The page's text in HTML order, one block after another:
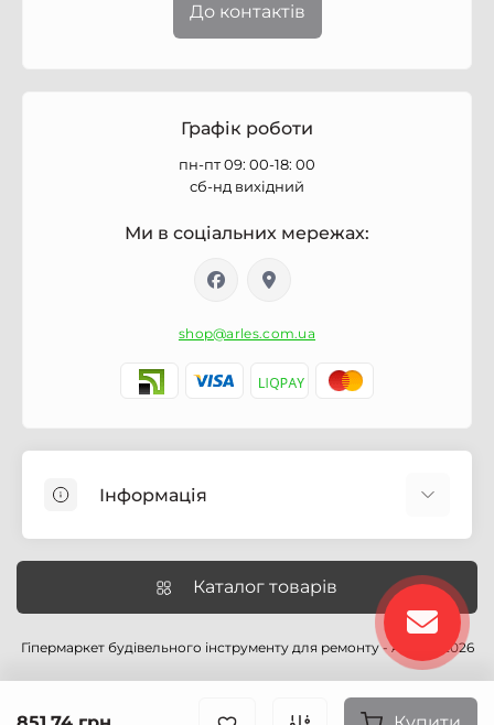
До контактів
Графік роботи
пн-пт 09: 00-18: 00
сб-нд вихідний
Ми в соціальних мережах:
shop@arles.com.ua
Інформація
Про магазин Arles.com.ua
Умови обслуговування
Умови оформлення замовлення
Політика відшкодування
Каталог товарів
Гіпермаркет будівельного інструменту для ремонту - Arles © 2026